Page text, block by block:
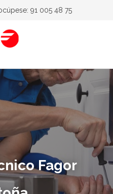
91 005 48 75
Fagor